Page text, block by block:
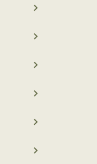
navigate_next
navigate_next
navigate_next
navigate_next
navigate_next
navigate_next